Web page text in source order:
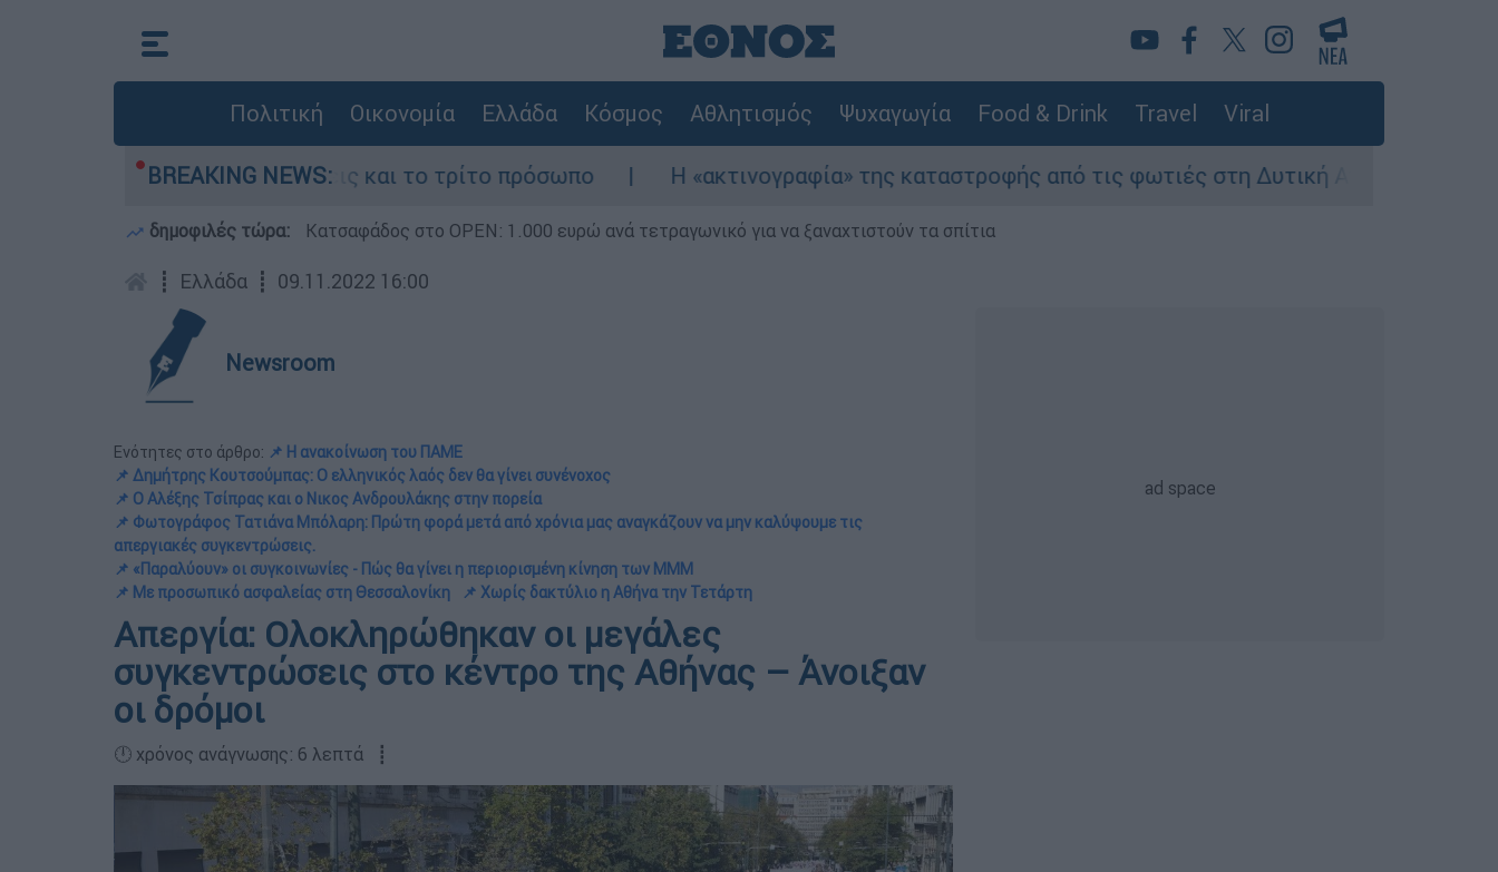
Πολιτική Οικονομία Ελλάδα Κόσμος Αθλητισμός Ψυχαγωγία Food & Drink Travel Viral
BREAKING NEWS:
αντιφάσεις και το τρίτο πρόσωπο Η «ακτινογραφία» της καταστροφής από τις φωτιές στη Δυτική Αττική - Οι εκτάσεις που κάηκαν
δημοφιλές τώρα: Κατσαφάδος στο OPEN: 1.000 ευρώ ανά τετραγωνικό για να ξαναχτιστούν τα σπίτια
┋ Ελλάδα ┋ 09.11.2022 16:00
Newsroom
Ενότητες στο άρθρο: 📌 Η ανακοίνωση του ΠΑΜΕ
📌 Δημήτρης Κουτσούμπας: Ο ελληνικός λαός δεν θα γίνει συνένοχος
📌 Ο Αλέξης Τσίπρας και ο Νικος Ανδρουλάκης στην πορεία
📌 Φωτογράφος Τατιάνα Μπόλαρη: Πρώτη φορά μετά από χρόνια μας αναγκάζουν να μην καλύψουμε τις
απεργιακές συγκεντρώσεις.
📌 «Παραλύουν» οι συγκοινωνίες - Πώς θα γίνει η περιορισμένη κίνηση των MMM
📌 Με προσωπικό ασφαλείας στη Θεσσαλονίκη
📌 Χωρίς δακτύλιο η Αθήνα την Τετάρτη
Απεργία: Ολοκληρώθηκαν οι μεγάλες
συγκεντρώσεις στο κέντρο της Αθήνας – Άνοιξαν
οι δρόμοι
🕛 χρόνος ανάγνωσης: 6 λεπτά ┋